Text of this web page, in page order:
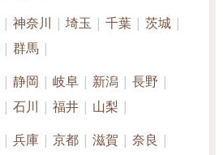
神奈川 埼玉 千葉
茨城
群馬
静岡 岐阜 新潟
長野
石川 福井
山梨
兵庫 京都 滋賀
奈良